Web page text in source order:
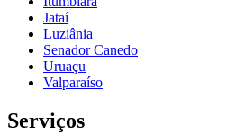
Jataí
Luziânia
Senador Canedo
Uruaçu
Valparaíso
Serviços